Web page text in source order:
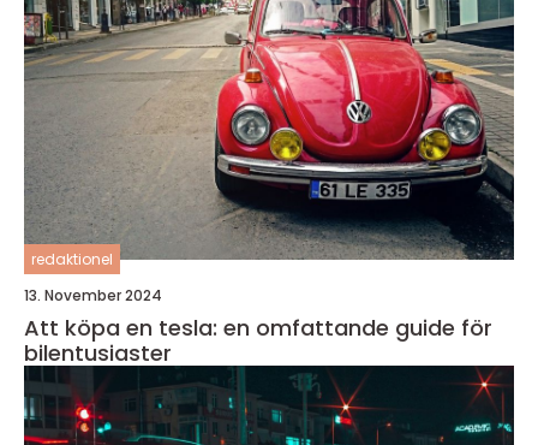
redaktionel
13. November 2024
Att köpa en tesla: en omfattande guide för
bilentusiaster